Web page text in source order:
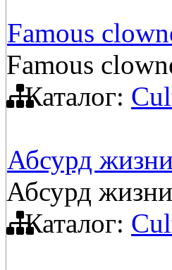
Famous
Famous
Каталог:
Абсурд
Абсурд
Каталог: